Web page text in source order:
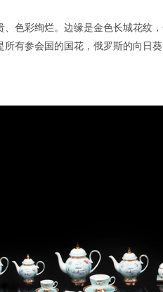
、色彩绚烂。边缘是金色长城花
有参会国的国花，俄罗斯的向日